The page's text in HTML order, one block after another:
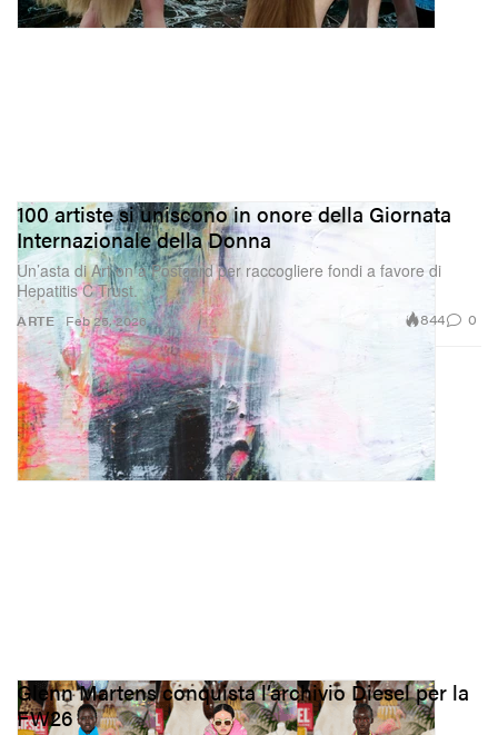
ARTE
100 artiste si uniscono in onore della Giornata
Internazionale della Donna
Un’asta di Art on a Postcard per raccogliere fondi a favore di
Hepatitis C Trust.
Feb 25, 2026 844 0
Glenn Martens conquista l’archivio Diesel per la
FW26